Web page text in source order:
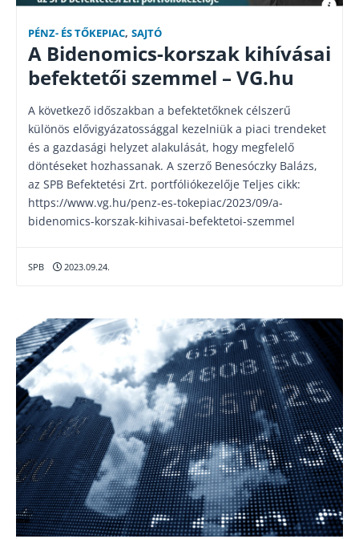
PÉNZ- ÉS TŐKEPIAC, SAJTÓ
A Bidenomics-korszak kihívásai
befektetői szemmel – VG.hu
A következő időszakban a befektetőknek célszerű
különös elővigyázatossággal kezelniük a piaci trendeket
és a gazdasági helyzet alakulását, hogy megfelelő
döntéseket hozhassanak. A szerző Benesóczky Balázs,
az SPB Befektetési Zrt. portfóliókezelője Teljes cikk:
https://www.vg.hu/penz-es-tokepiac/2023/09/a-
bidenomics-korszak-kihivasai-befektetoi-szemmel
SPB 2023.09.24.